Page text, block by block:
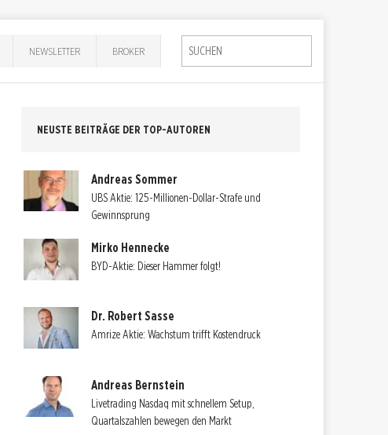
NEWSLETTER BROKER
NEUSTE BEITRÄGE DER TOP-AUTOREN
Andreas Sommer
UBS Aktie: 125-Millionen-Dollar-Strafe und
Gewinnsprung
Mirko Hennecke
BYD-Aktie: Dieser Hammer folgt!
Dr. Robert Sasse
Amrize Aktie: Wachstum trifft Kostendruck
Andreas Bernstein
Livetrading Nasdaq mit schnellem Setup,
Quartalszahlen bewegen den Markt